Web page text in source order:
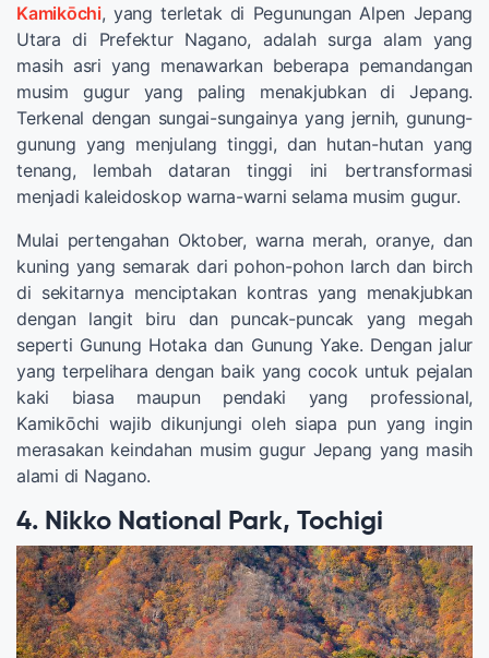
Kamikōchi, yang terletak di Pegunungan Alpen Jepang
Utara di Prefektur Nagano, adalah surga alam yang
masih asri yang menawarkan beberapa pemandangan
musim gugur yang paling menakjubkan di Jepang.
Terkenal dengan sungai-sungainya yang jernih, gunung-
gunung yang menjulang tinggi, dan hutan-hutan yang
tenang, lembah dataran tinggi ini bertransformasi
menjadi kaleidoskop warna-warni selama musim gugur.
Mulai pertengahan Oktober, warna merah, oranye, dan
kuning yang semarak dari pohon-pohon larch dan birch
di sekitarnya menciptakan kontras yang menakjubkan
dengan langit biru dan puncak-puncak yang megah
seperti Gunung Hotaka dan Gunung Yake. Dengan jalur
yang terpelihara dengan baik yang cocok untuk pejalan
kaki biasa maupun pendaki yang professional,
Kamikōchi wajib dikunjungi oleh siapa pun yang ingin
merasakan keindahan musim gugur Jepang yang masih
alami di Nagano.
4. Nikko National Park, Tochigi